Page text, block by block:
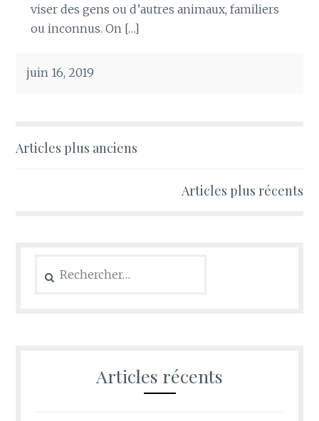
viser des gens ou d’autres animaux, familiers
ou inconnus. On […]
juin 16, 2019
Navigation
Articles plus anciens
Articles plus récents
Articles récents